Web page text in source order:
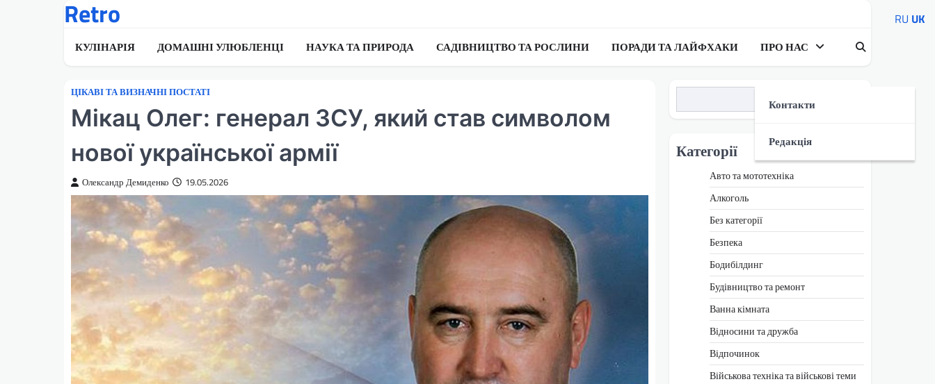
Retro
КУЛІНАРІЯ ДОМАШНІ УЛЮБЛЕНЦІ НАУКА ТА ПРИРОДА САДІВНИЦТВО ТА РОСЛИНИ ПОРАДИ ТА ЛАЙФХАКИ ПРО НАС
Контакти
Редакція
ЦІКАВІ ТА ВИЗНАЧНІ ПОСТАТІ
Мікац Олег: генерал ЗСУ, який став символом
нової української армії
Олександр Демиденко 19.05.2026
Категорії
Авто та мототехніка
Алкоголь
Без категорії
Безпека
Бодибілдинг
Будівництво та ремонт
Ванна кімната
Відносини та дружба
Відпочинок
Військова техніка та військові теми
RU UK